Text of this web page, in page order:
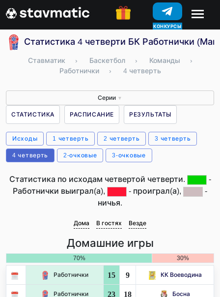
КОНКУРСЫ
Статистика 4 четверти БК Работнички
Ставматик › Баскетбол › Команды
›
Работнички
› 4 четверть
Серии ▼
СТАТИСТИКА РАСПИСАНИЕ РЕЗУЛЬТАТЫ
Исходы 1 четверть 2 четверть 3 четверть
4 четверть 2-очковые 3-очковые
Статистика по исходам четвертой четверти.
-
Работнички выиграл(а),
- проиграл(а),
-
ничья.
Дома В гостях Везде
Домашние игры
70% 30%
Работнички 15 9 КК Воеводина
Работнички 23 18 Босна